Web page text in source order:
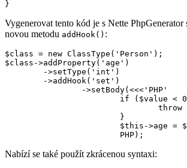
Vygenerovat tento kód je s Nette PhpGenerator
novou metodu addHook() :
$class = new ClassType('Person');
$class->addProperty('age')
Nabízí se také použít zkrácenou syntaxi: